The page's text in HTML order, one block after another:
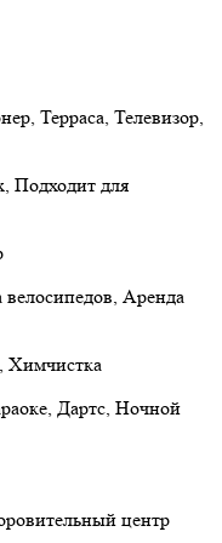
Терраса, Телевизор,
Подходит для
Аренда
Химчистка
Дартс, Ночной
центр